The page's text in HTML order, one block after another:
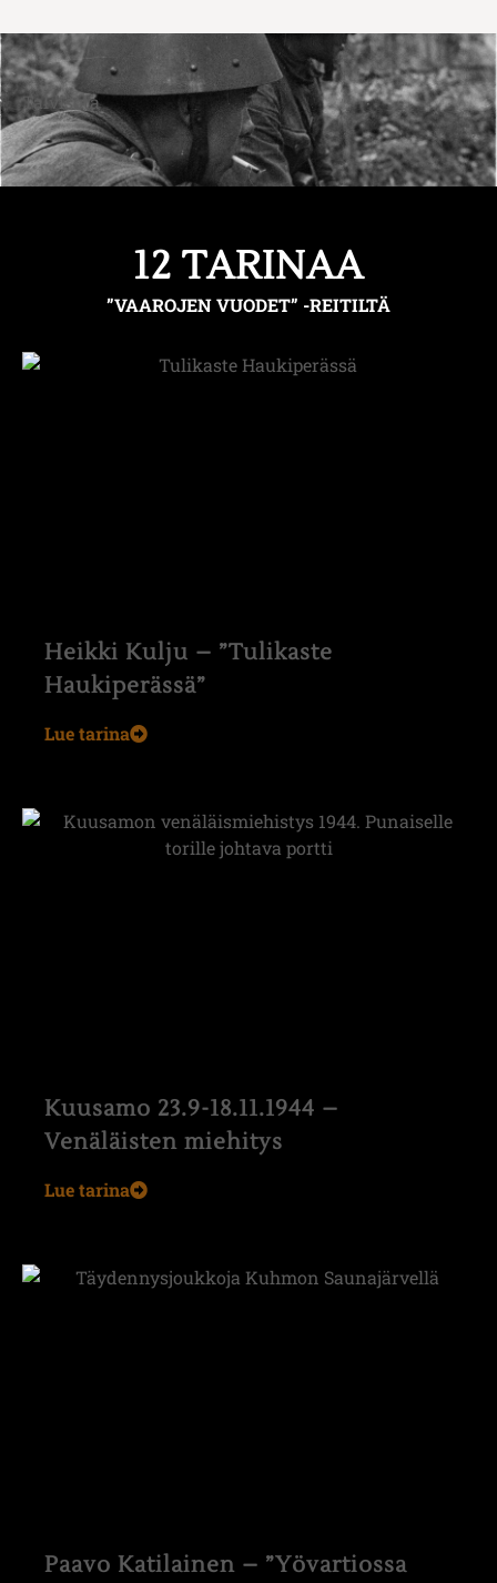
Talvisota
12 TARINAA
”VAAROJEN VUODET” -REITILTÄ
Heikki Kulju – ”Tulikaste
Haukiperässä”
Lue tarina
Kuusamo 23.9-18.11.1944 –
Venäläisten miehitys
Lue tarina
Paavo Katilainen – ”Yövartiossa